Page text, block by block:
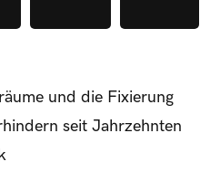
und die Fixierung
seit Jahrzehnten